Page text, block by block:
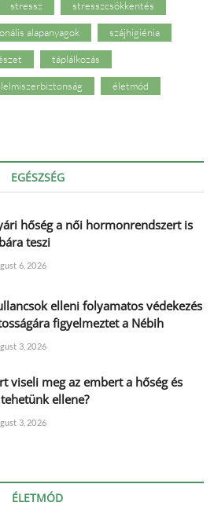
stressz stresszcsökkentés
alapanyagok szájhigiénia
táplálkozás
életmód
EGÉSZSÉG
hőség a női hormonrendszert is
teszi
6, 2026
elleni folyamatos védekezés
figyelmeztet a Nébih
3, 2026
viseli meg az embert a hőség és
ellene?
3, 2026
ÉLETMÓD